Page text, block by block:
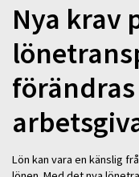
Nya krav
Lön kan vara en känslig